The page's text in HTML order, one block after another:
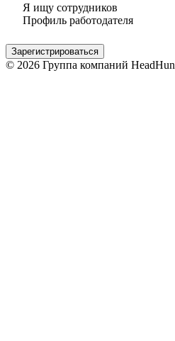
Я ищу сотрудников
Профиль работодателя
Зарегистрироваться
© 2026 Группа компаний